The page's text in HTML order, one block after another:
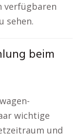
verfügbaren
sehen.
beim
wichtige
und